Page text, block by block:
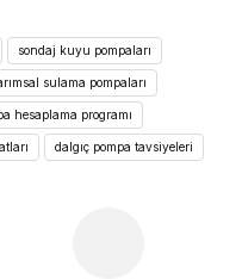
ve diğer
öneri formunu
sondaj kuyu pompaları
sulama pompaları
hesaplama programı
dalgıç pompa tavsiyeleri